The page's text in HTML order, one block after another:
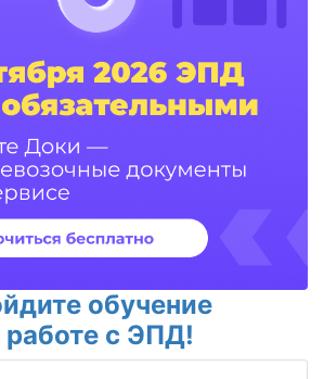
обучение
работе с ЭПД!